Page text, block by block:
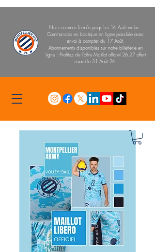
Nous sommes fermés jusqu'au 16 Août inclus.
Commandes en boutique en ligne possible avec
envoi à compter du 17 Août.
Abonnements disponibles sur notre billetterie en
ligne : Profitez de l'offre Maillot officiel 26.27 offert
avant le 31 Août 26.